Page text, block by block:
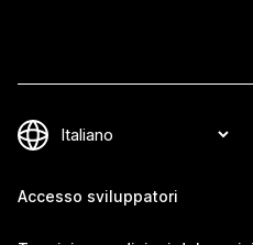
Accesso sviluppatori